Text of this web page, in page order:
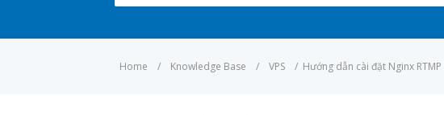
Home / Knowledge Base / VPS / Hướng dẫn cài đặt Nginx